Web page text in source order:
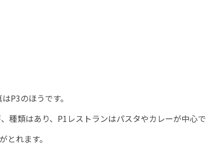
P3のほうです。
種類はあり、P1レストランはパスタやカレーが中心で
とれます。